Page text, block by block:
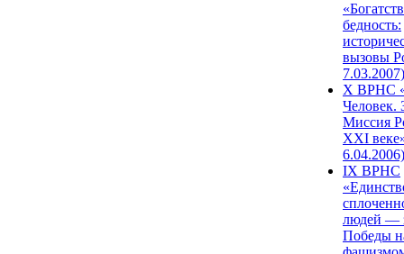
бедность:
вызовы
7.03.2007)
X ВРНС
Человек.
Миссия
XXI
6.04.2006)
IX ВРНС
людей —
Победы